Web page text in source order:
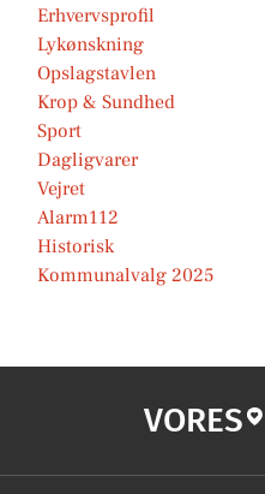
Erhvervsprofil
Lykønskning
Opslagstavlen
Krop & Sundhed
Sport
Dagligvarer
Vejret
Alarm112
Historisk
Kommunalvalg 2025
VORES